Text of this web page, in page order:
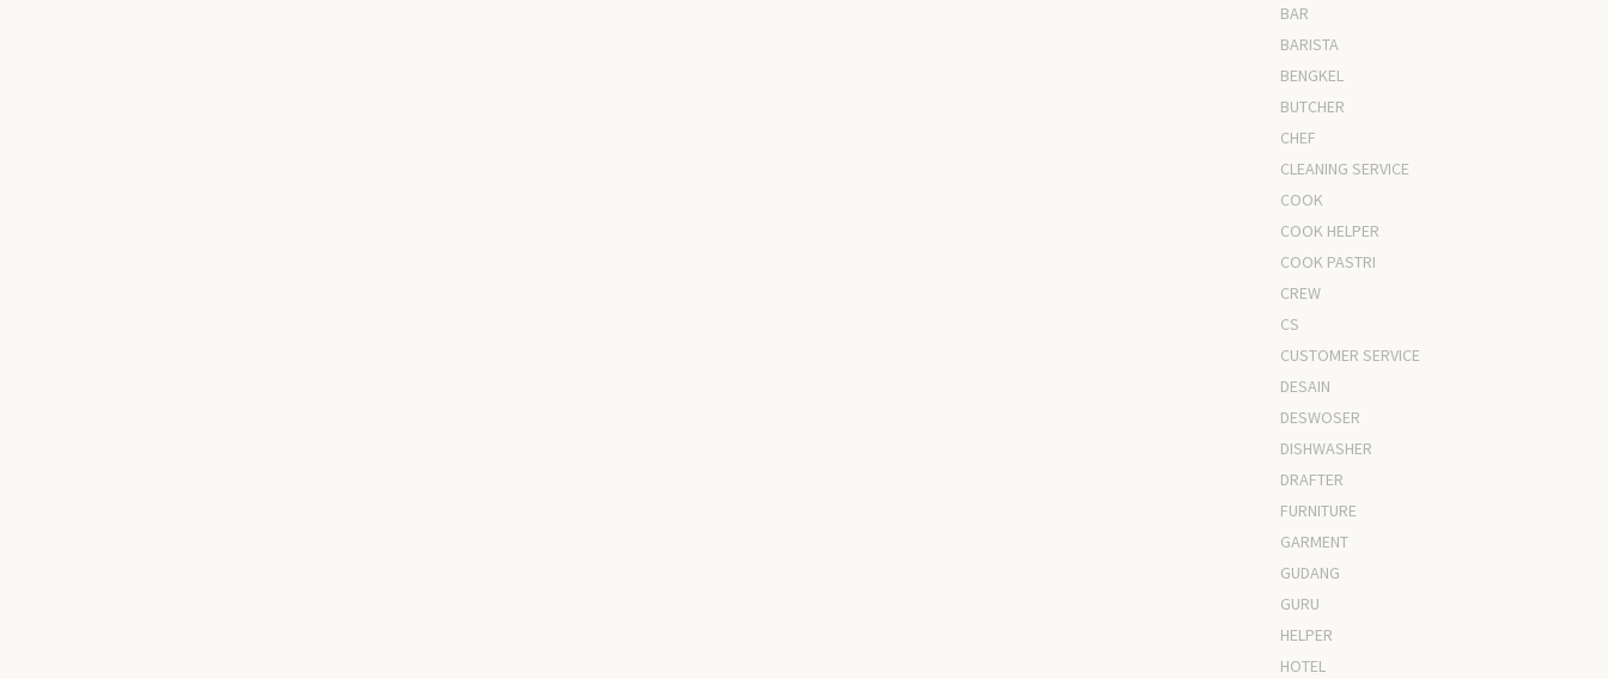
BAR
BARISTA
BENGKEL
BUTCHER
CHEF
CLEANING SERVICE
COOK
COOK HELPER
COOK PASTRI
CREW
CS
CUSTOMER SERVICE
DESAIN
DESWOSER
DISHWASHER
DRAFTER
FURNITURE
GARMENT
GUDANG
GURU
HELPER
HOTEL